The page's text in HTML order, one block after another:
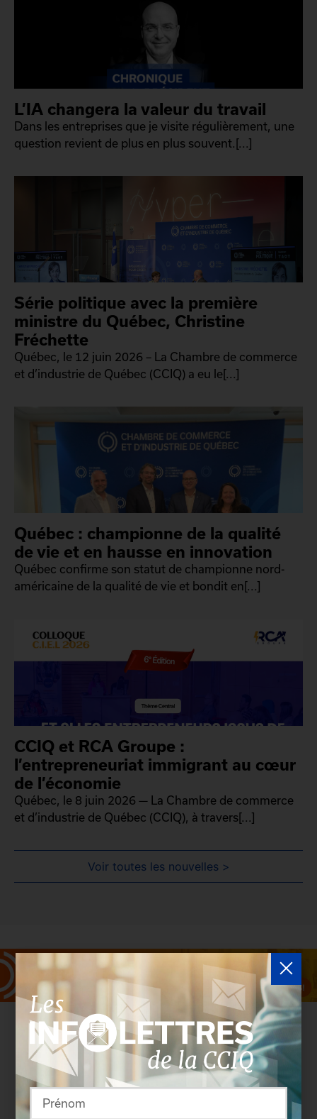
L’IA changera la valeur du travail
Dans les entreprises que je visite régulièrement, une
question revient de plus en plus souvent.[...]
Série politique avec la première
ministre du Québec, Christine
Fréchette
Québec, le 12 juin 2026 – La Chambre de commerce
et d’industrie de Québec (CCIQ) a eu le[...]
Québec : championne de la qualité
de vie et en hausse en innovation
Québec confirme son statut de championne nord-
américaine de la qualité de vie et bondit en[...]
CCIQ et RCA Groupe :
l’entrepreneuriat immigrant au cœur
de l’économie
Québec, le 8 juin 2026 — La Chambre de commerce
et d’industrie de Québec (CCIQ), à travers[...]
Voir toutes les nouvelles >
Rassembler pour créer